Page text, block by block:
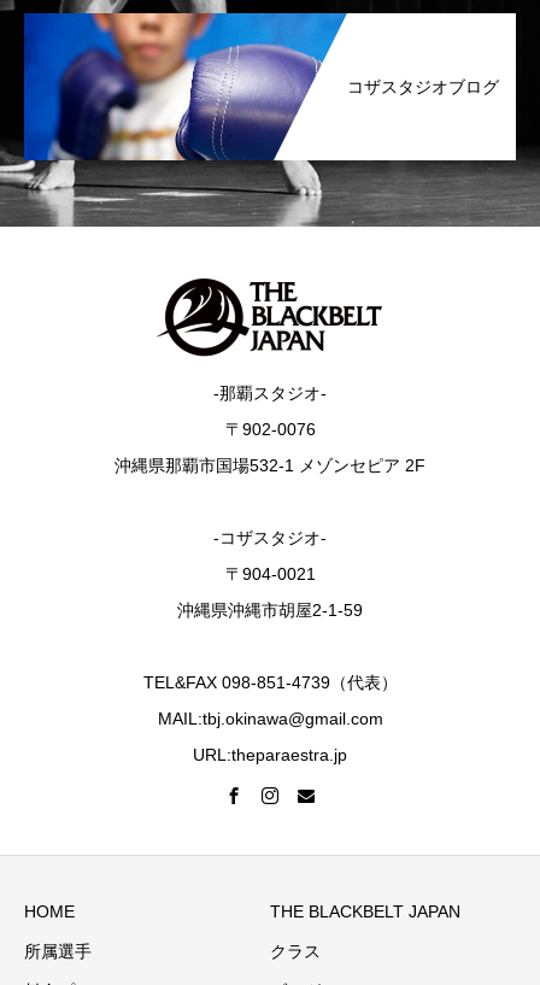
コザスタジオブログ
-那覇スタジオ-
〒902-0076
沖縄県那覇市国場532-1 メゾンセピア 2F
-コザスタジオ-
〒904-0021
沖縄県沖縄市胡屋2-1-59
TEL&FAX 098-851-4739（代表）
MAIL:tbj.okinawa@gmail.com
URL:theparaestra.jp
HOME THE BLACKBELT JAPAN
所属選手 クラス